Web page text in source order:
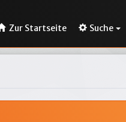
Zur Startseite Suche